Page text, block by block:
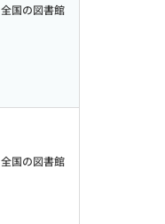
全国の図書館
全国の図書館